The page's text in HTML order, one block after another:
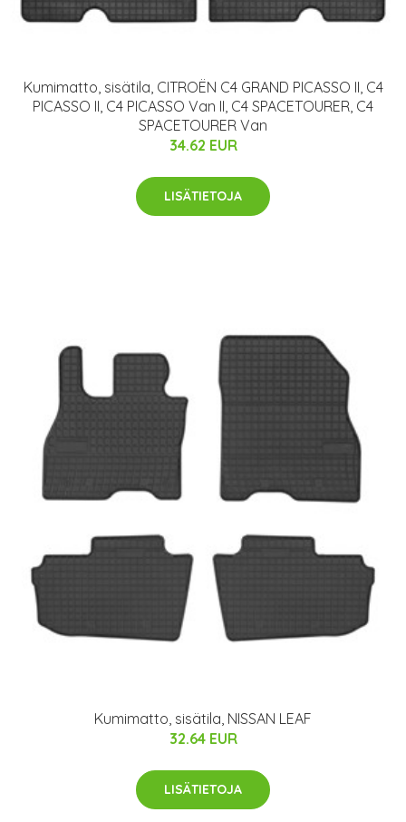
Kumimatto, sisätila, CITROËN C4 GRAND PICASSO II, C4
PICASSO II, C4 PICASSO Van II, C4 SPACETOURER, C4
SPACETOURER Van
34.62 EUR
LISÄTIETOJA
Kumimatto, sisätila, NISSAN LEAF
32.64 EUR
LISÄTIETOJA